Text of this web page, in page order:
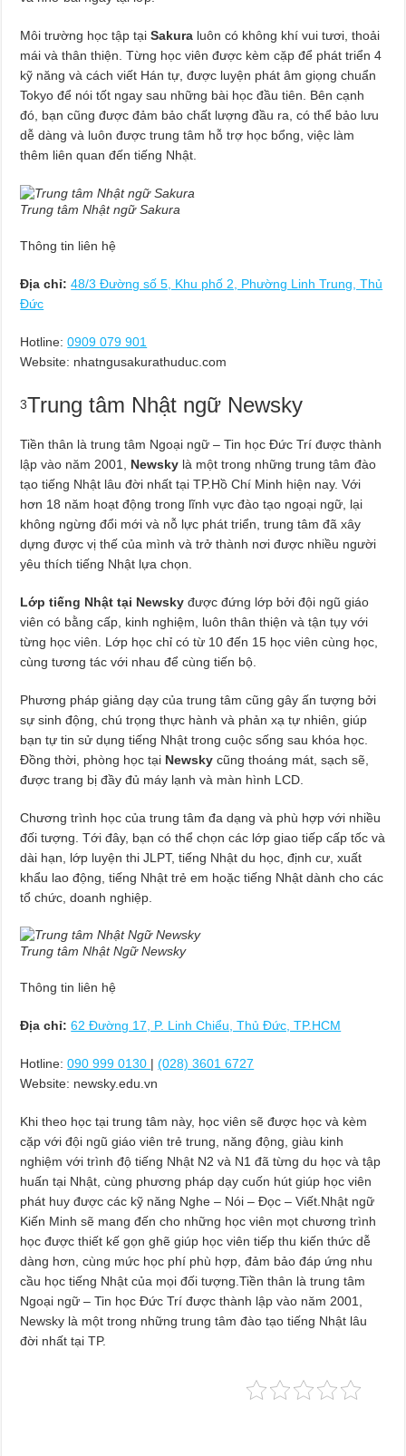
Môi trường học tập tạiSakura luôn có không khí vui tươi, thoải
mái và thân thiện. Từng học viên được kèm cặp để phát triển 4
kỹ năng và cách viết Hán tự, được luyện phát âm giọng chuẩn
Tokyo để nói tốt ngay sau những bài học đầu tiên. Bên cạnh
đó, bạn cũng được đảm bảo chất lượng đầu ra, có thể bảo lưu
dễ dàng và luôn được trung tâm hỗ trợ học bổng, việc làm
thêm liên quan đến tiếng Nhật.
Trung tâm Nhật ngữ Sakura
Thông tin liên hệ
Địa chỉ:48/3 Đường số 5, Khu phố 2, Phường Linh Trung, Thủ
Đức
Hotline: 0909 079 901
Website: nhatngusakurathuduc.com
3Trung tâm Nhật ngữ Newsky
Tiền thân là trung tâm Ngoại ngữ – Tin học Đức Trí được thành
lập vào năm 2001, Newsky là một trong những trung tâm đào
tạo tiếng Nhật lâu đời nhất tại TP.Hồ Chí Minh hiện nay. Với
hơn 18 năm hoạt động trong lĩnh vực đào tạo ngoại ngữ, lại
không ngừng đổi mới và nỗ lực phát triển, trung tâm đã xây
dựng được vị thế của mình và trở thành nơi được nhiều người
yêu thích tiếng Nhật lựa chọn.
Lớp tiếng Nhật tại Newsky được đứng lớp bởi đội ngũ giáo
viên có bằng cấp, kinh nghiệm, luôn thân thiện và tận tụy với
từng học viên. Lớp học chỉ có từ 10 đến 15 học viên cùng học,
cùng tương tác với nhau để cùng tiến bộ.
Phương pháp giảng dạy của trung tâm cũng gây ấn tượng bởi
sự sinh động, chú trọng thực hành và phản xạ tự nhiên, giúp
bạn tự tin sử dụng tiếng Nhật trong cuộc sống sau khóa học.
Đồng thời, phòng học tại Newsky cũng thoáng mát, sạch sẽ,
được trang bị đầy đủ máy lạnh và màn hình LCD.
Chương trình học của trung tâm đa dạng và phù hợp với nhiều
đối tượng. Tới đây, bạn có thể chọn các lớp giao tiếp cấp tốc và
dài hạn, lớp luyện thi JLPT, tiếng Nhật du học, định cư, xuất
khẩu lao động, tiếng Nhật trẻ em hoặc tiếng Nhật dành cho các
tổ chức, doanh nghiệp.
Trung tâm Nhật Ngữ Newsky
Thông tin liên hệ
Địa chỉ:62 Đường 17, P. Linh Chiểu, Thủ Đức, TP.HCM
Hotline: 090 999 0130 |(028) 3601 6727
Website: newsky.edu.vn
Khi theo học tại trung tâm này, học viên sẽ được học và kèm
cặp với đội ngũ giáo viên trẻ trung, năng động, giàu kinh
nghiệm với trình độ tiếng Nhật N2 và N1 đã từng du học và tập
huấn tại Nhật, cùng phương pháp dạy cuốn hút giúp học viên
phát huy được các kỹ năng Nghe – Nói – Đọc – Viết.Nhật ngữ
Kiến Minh sẽ mang đến cho những học viên mọt chương trình
học được thiết kế gọn ghẽ giúp học viên tiếp thu kiến thức dễ
dàng hơn, cùng mức học phí phù hợp, đảm bảo đáp ứng nhu
cầu học tiếng Nhật của mọi đối tượng.Tiền thân là trung tâm
Ngoại ngữ – Tin học Đức Trí được thành lập vào năm 2001,
Newsky là một trong những trung tâm đào tạo tiếng Nhật lâu
đời nhất tại TP.